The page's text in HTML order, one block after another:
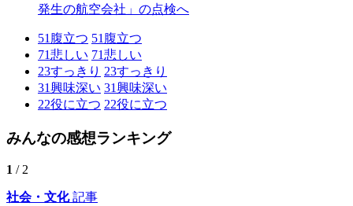
発生の航空会社」の点検へ
51 腹立つ 51 腹立つ
71悲しい 71悲しい
23すっきり 23すっきり
31興味深い 31興味深い
22役に立つ 22役に立つ
みんなの感想ランキング
1 / 2
社会・文化記事